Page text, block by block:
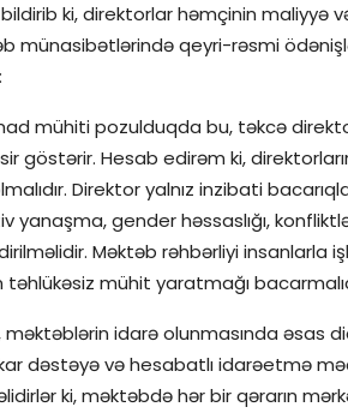
ki, direktorlar həmçinin maliyyə
münasibətlərində qeyri-rəsmi
mühiti pozulduqda bu, təkcə
göstərir. Hesab edirəm ki,
Direktor yalnız inzibati
yanaşma, gender həssaslığı,
Məktəb rəhbərliyi insanlarla
mühit yaratmağı
idarə olunmasında əsas
dəstəyə və hesabatlı idarəetmə
ki, məktəbdə hər bir qərarın